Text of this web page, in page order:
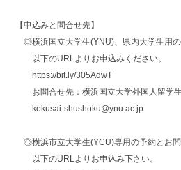
【申込みと問合せ先】
◎横浜国立大学生(YNU)、県内大学生用の
以下のURLよりお申込みください。
https://bit.ly/305AdwT
お問合せ先：横浜国立大学外国人留学生
kokusai-shushoku@ynu.ac.jp
◎横浜市立大学生(YCU)専用の予約とお問
以下のURLよりお申込み下さい。